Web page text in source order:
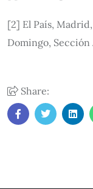
[2] El País,
Domingo, Sección
Share: